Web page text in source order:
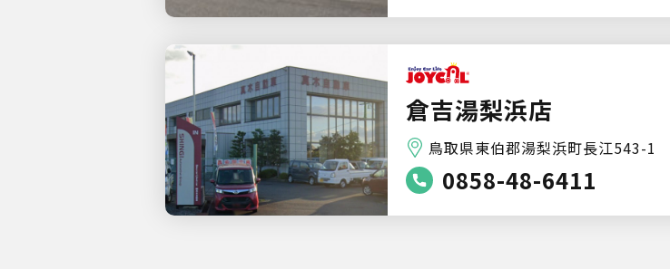
倉吉湯梨浜店
鳥取県東伯郡湯梨浜町長江543-1
0858-48-6411